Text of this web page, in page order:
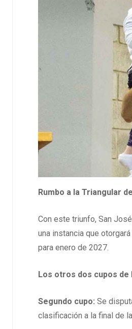
Rumbo a la Triangular
Con este triunfo, San
una instancia que
para enero de 2027.
Los otros dos cupos
Segundo cupo: Se
clasificación a la final de